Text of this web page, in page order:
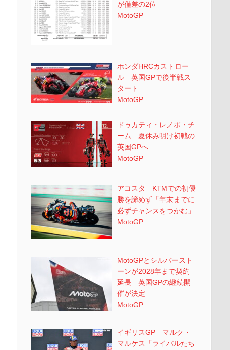
が僅差の2位
MotoGP
ホンダHRCカストロー
ル 英国GPで後半戦ス
タート
MotoGP
ドゥカティ・レノボ・チ
ーム 夏休み明け初戦の
英国GPへ
MotoGP
アコスタ KTMでの初優
勝を諦めず「年末までに
必ずチャンスをつかむ」
MotoGP
MotoGPとシルバースト
ーンが2028年まで契約
延長 英国GPの継続開
催が決定
MotoGP
イギリスGP マルク・
マルケス「ライバルたち